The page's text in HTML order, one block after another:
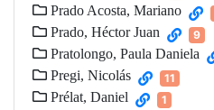
Prado Acosta, Mariano
Prado, Héctor Juan 9
Pratolongo, Paula Daniela
Pregi, Nicolás 11
Prélat, Daniel 1